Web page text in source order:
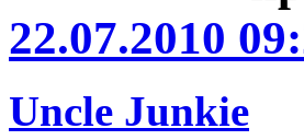
22.07.2010
Uncle Junkie